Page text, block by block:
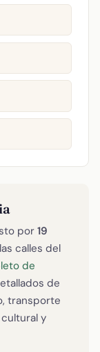
por 19
calles del
de
de
transporte
y